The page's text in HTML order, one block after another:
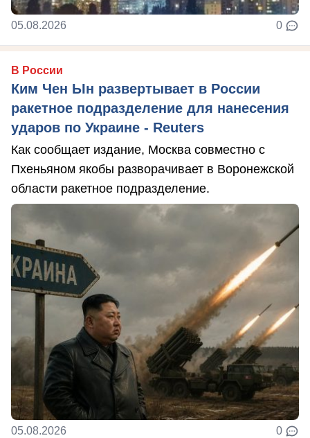
05.08.2026 0
В России
Ким Чен Ын развертывает в России
ракетное подразделение для нанесения
ударов по Украине - Reuters
Как сообщает издание, Москва совместно с
Пхеньяном якобы разворачивает в Воронежской
области ракетное подразделение.
05.08.2026 0